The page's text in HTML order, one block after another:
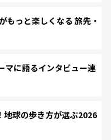
っと楽しくなる 旅先・
マに語るインタビュー連
地球の歩き方が選ぶ2026